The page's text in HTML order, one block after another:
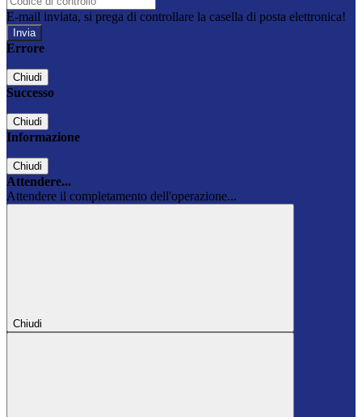
E-mail inviata, si prega di controllare la casella di posta elettronica!
Errore
Chiudi
Successo
Chiudi
Informazione
Chiudi
Attendere...
Attendere il completamento dell'operazione...
Chiudi